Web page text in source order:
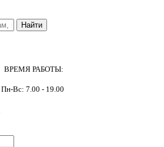
ВРЕМЯ РАБОТЫ:
Пн-Вс: 7.00 - 19.00